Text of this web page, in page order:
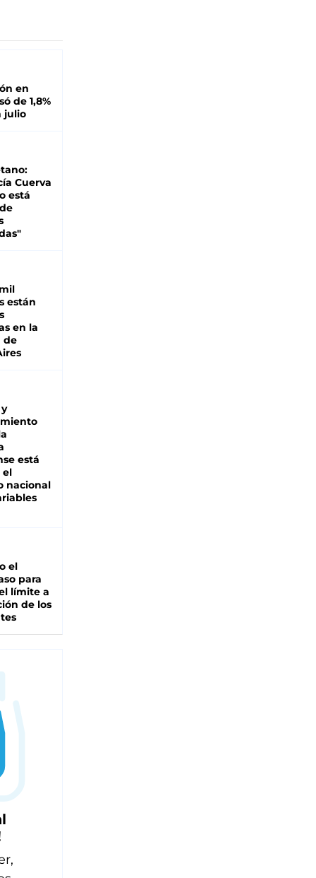
en
de 1,8%
julio
Cuerva
está
están
en la
de
está
el
nacional
el
para
límite a
de los